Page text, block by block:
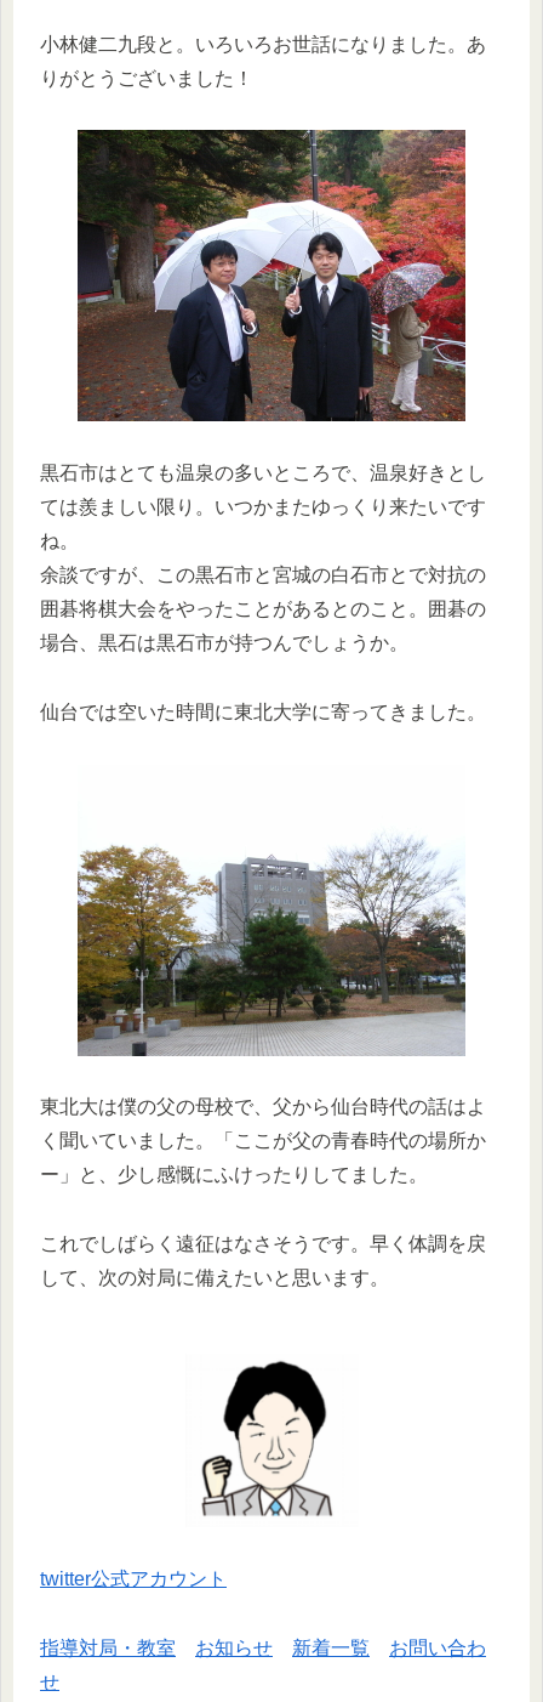
小林健二九段と。いろいろお世話になりました。あ
りがとうございました！
黒石市はとても温泉の多いところで、温泉好きとし
ては羨ましい限り。いつかまたゆっくり来たいです
ね。
余談ですが、この黒石市と宮城の白石市とで対抗の
囲碁将棋大会をやったことがあるとのこと。囲碁の
場合、黒石は黒石市が持つんでしょうか。
仙台では空いた時間に東北大学に寄ってきました。
東北大は僕の父の母校で、父から仙台時代の話はよ
く聞いていました。「ここが父の青春時代の場所か
ー」と、少し感慨にふけったりしてました。
これでしばらく遠征はなさそうです。早く体調を戻
して、次の対局に備えたいと思います。
twitter公式アカウント
指導対局・教室 お知らせ 新着一覧
お問い合わ
せ